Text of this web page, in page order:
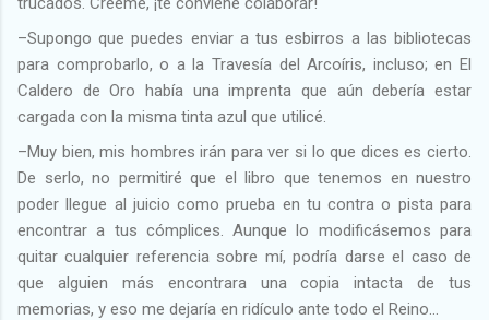
–Supongo que puedes enviar a tus esbirros a las bibliotecas
para comprobarlo, o a la Travesía del Arcoíris, incluso; en El
Caldero de Oro había una imprenta que aún debería estar
cargada con la misma tinta azul que utilicé.
–Muy bien, mis hombres irán para ver si lo que dices es cierto.
De serlo, no permitiré que el libro que tenemos en nuestro
poder llegue al juicio como prueba en tu contra o pista para
encontrar a tus cómplices. Aunque lo modificásemos para
quitar cualquier referencia sobre mí, podría darse el caso de
que alguien más encontrara una copia intacta de tus
memorias, y eso me dejaría en ridículo ante todo el Reino…